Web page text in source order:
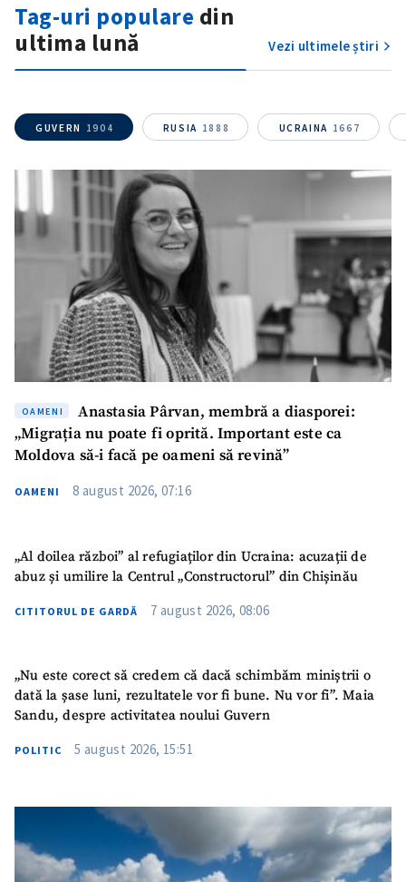
SUSȚINE
Tag-uri populare din
ultima lună
Vezi ultimele știri
GUVERN 1904 RUSIA 1888 UCRAINA 1667
OAMENI
Anastasia Pârvan, membră a diasporei:
„Migrația nu poate fi oprită. Important este ca
Moldova să-i facă pe oameni să revină”
OAMENI 8 august 2026, 07:16
„Al doilea război” al refugiaților din Ucraina: acuzații de
abuz și umilire la Centrul „Constructorul” din Chișinău
CITITORUL DE GARDĂ 7 august 2026, 08:06
„Nu este corect să credem că dacă schimbăm miniștrii o
dată la șase luni, rezultatele vor fi bune. Nu vor fi”. Maia
Sandu, despre activitatea noului Guvern
POLITIC 5 august 2026, 15:51